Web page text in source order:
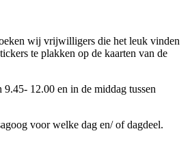
wij vrijwilligers die het leuk vinden
te plakken op de kaarten van de
9.45- 12.00 en in de middag tussen
voor welke dag en/ of dagdeel.